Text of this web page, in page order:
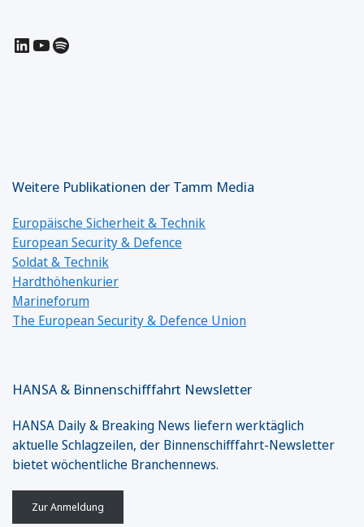
LinkedIn
YouTube
Spotify
Weitere Publikationen der Tamm Media
Europäische Sicherheit & Technik
European Security & Defence
Soldat & Technik
Hardthöhenkurier
Marineforum
The European Security & Defence Union
HANSA & Binnenschifffahrt Newsletter
HANSA Daily & Breaking News liefern werktäglich
aktuelle Schlagzeilen, der Binnenschifffahrt-Newsletter
bietet wöchentliche Branchennews.
Zur Anmeldung